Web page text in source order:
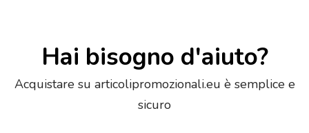
Hai bisogno d'aiuto?
Acquistare su articolipromozionali.eu è semplice e
sicuro